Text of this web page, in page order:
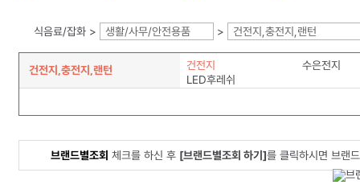
식음료/잡화 > 생활/사무/안전용품 > 건전지,충전지,랜턴
건전지,충전지,랜턴 건전지
수은전지
LED후레쉬
브랜드별조회 체크를 하신 후 [브랜드별조회 하기]를 클릭하시면 브랜